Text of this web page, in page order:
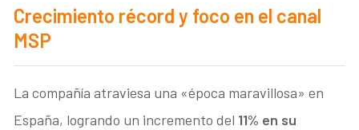
Crecimiento récord y foco en el canal
MSP
La compañía atraviesa una «época maravillosa» en
España, logrando un incremento del11% en su